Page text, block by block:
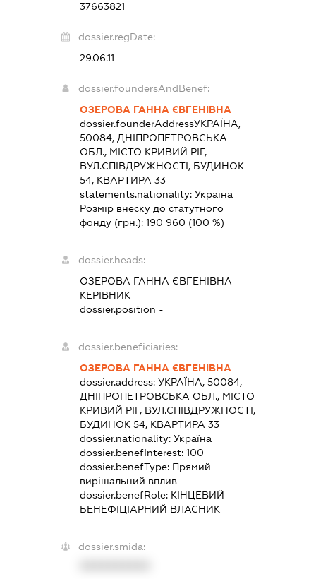
37663821
dossier.regDate:
29.06.11
dossier.foundersAndBenef:
ОЗЕРОВА ГАННА ЄВГЕНІВНА
dossier.founderAddressУКРАЇНА,
50084, ДНІПРОПЕТРОВСЬКА
ОБЛ., МІСТО КРИВИЙ РІГ,
ВУЛ.СПІВДРУЖНОСТІ, БУДИНОК
54, КВАРТИРА 33
statements.nationality:Україна
Розмір внеску до статутного
фонду (грн.):190 960 (100 %)
dossier.heads:
ОЗЕРОВА ГАННА ЄВГЕНІВНА -
КЕРІВНИК
dossier.position -
dossier.beneficiaries:
ОЗЕРОВА ГАННА ЄВГЕНІВНА
dossier.address:УКРАЇНА, 50084,
ДНІПРОПЕТРОВСЬКА ОБЛ., МІСТО
КРИВИЙ РІГ, ВУЛ.СПІВДРУЖНОСТІ,
БУДИНОК 54, КВАРТИРА 33
dossier.nationality:Україна
dossier.benefInterest:100
dossier.benefType: Прямий
вирішальний вплив
dossier.benefRole: КІНЦЕВИЙ
БЕНЕФІЦІАРНИЙ ВЛАСНИК
dossier.smida: